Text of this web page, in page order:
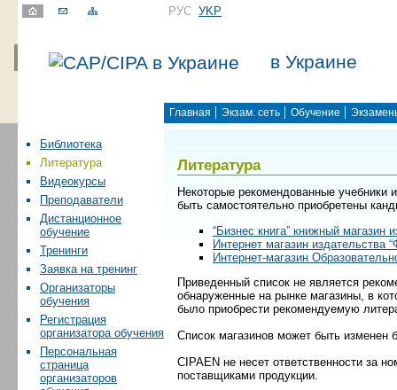
РУС УKР
в Украине
Главная Экзам. сеть Обучение
Библиотека
Литература
Видеокурсы
Преподаватели
Дистанционное
обучение
Тренинги
Заявка на тренинг
Организаторы
обучения
Регистрация
организатора обучения
Персональная
страница
организаторов
Литература
Некоторые рекомендованные учебники
быть самостоятельно приобретены
“Бизнес книга” книжный магазин
Интернет магазин издательства
Интернет-магазин
Приведенный список не является
обнаруженные на рынке магазины, в
было приобрести рекомендуемую
Список магазинов может быть изменен
CIPAEN не несет ответственности за
поставщиками продукции.